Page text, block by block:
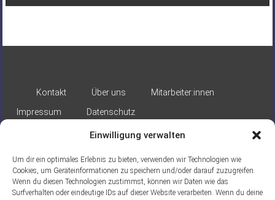
Einwilligung verwalten
Um dir ein optimales Erlebnis zu bieten, verwenden wir Technologien wie
Cookies, um Geräteinformationen zu speichern und/oder darauf zuzugreifen.
Wenn du diesen Technologien zustimmst, können wir Daten wie das
Surfverhalten oder eindeutige IDs auf dieser Website verarbeiten. Wenn du deine
Kontakt Über uns
Mitarbeiter:innen
Impressum
Datenschutz